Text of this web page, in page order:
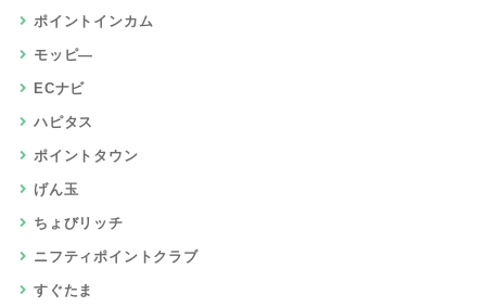
ポイントインカム
モッピ―
ECナビ
ハピタス
ポイントタウン
げん玉
ちょびリッチ
ニフティポイントクラブ
すぐたま